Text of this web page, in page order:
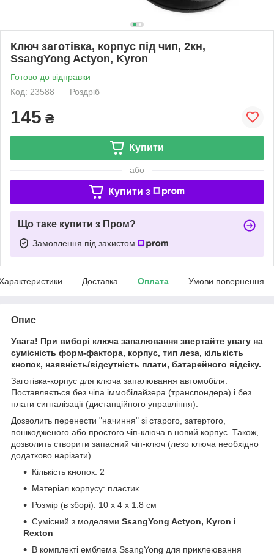
Ключ заготівка, корпус під чип, 2кн,
SsangYong Actyon, Kyron
Готово до відправки
Код: 23588
Роздріб
145 ₴
Купити
або
Купити з
Що таке купити з Пром?
Замовлення під захистом
Доставка Оплата Умови повернення
Опис
Увага! При виборі ключа запалювання звертайте увагу на
сумісність форм-фактора, корпус, тип леза, кількість
кнопок, наявність/відсутність плати, батарейного відсіку.
Заготівка-корпус для ключа запалювання автомобіля.
Поставляється без чіпа іммобілайзера (транспондера) і без
плати сигналізації (дистанційного управління).
Дозволить перенести "начиння" зі старого, затертого,
пошкодженого або простого чіп-ключа в новий корпус. Також,
дозволить створити запасний чіп-ключ (лезо ключа необхідно
додатково нарізати).
Кількість кнопок: 2
Матеріал корпусу: пластик
Розмір (в зборі): 10 х 4 х 1.8 см
Сумісний з моделями SsangYong Actyon, Kyron і
Rexton
В комплекті емблема SsangYong для приклеювання